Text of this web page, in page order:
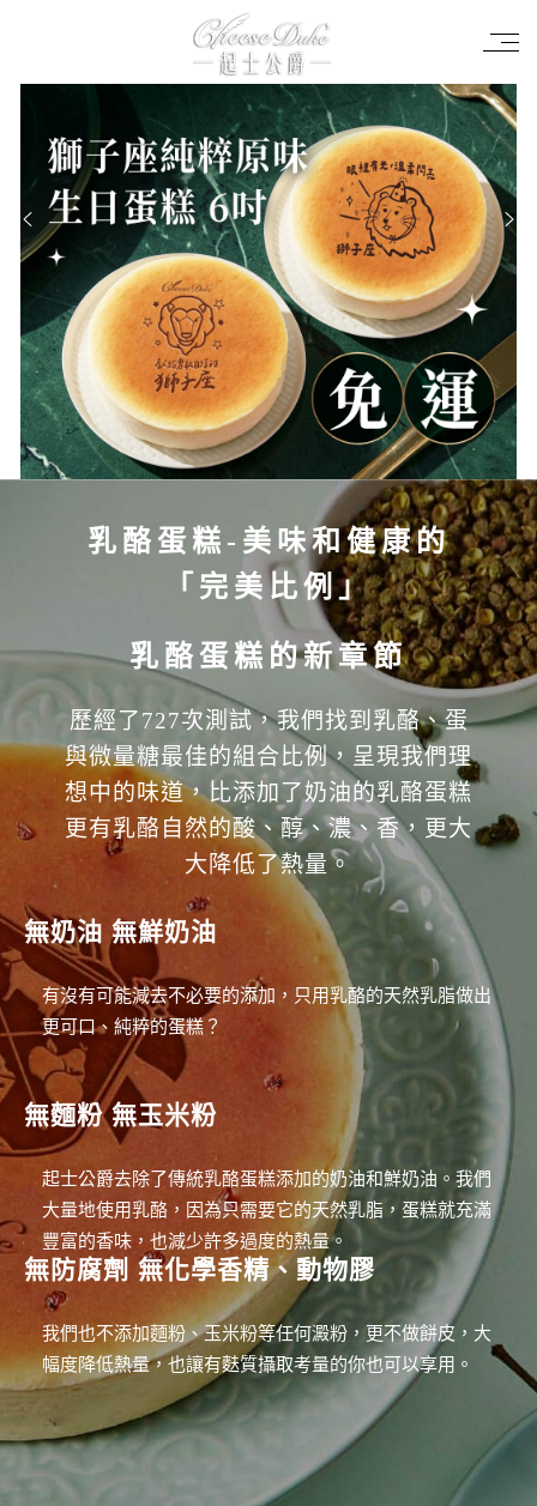
乳酪蛋糕-美味和健康的
「完美比例」
乳酪蛋糕的新章節
歷經了727次測試，我們找到乳酪、蛋
與微量糖最佳的組合比例，呈現我們理
想中的味道，比添加了奶油的乳酪蛋糕
更有乳酪自然的酸、醇、濃、香，更大
大降低了熱量。
無奶油 無鮮奶油
有沒有可能減去不必要的添加，只用乳酪的天然乳脂做出
更可口、純粹的蛋糕？
無麵粉 無玉米粉
起士公爵去除了傳統乳酪蛋糕添加的奶油和鮮奶油。我們
大量地使用乳酪，因為只需要它的天然乳脂，蛋糕就充滿
豐富的香味，也減少許多過度的熱量。
無防腐劑 無化學香精、動物膠
我們也不添加麵粉、玉米粉等任何澱粉，更不做餅皮，大
幅度降低熱量，也讓有麩質攝取考量的你也可以享用。